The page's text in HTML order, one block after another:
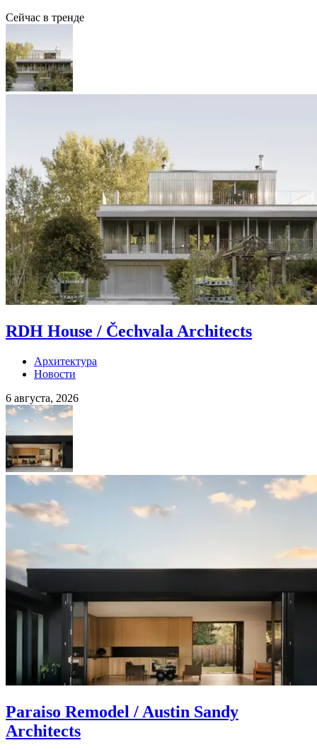
Сейчас в тренде
RDH House / Čechvala Architects
Архитектура
Новости
6 августа, 2026
Paraiso Remodel / Austin Sandy
Architects